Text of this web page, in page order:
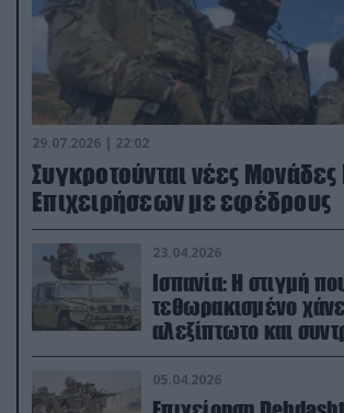
29.07.2026 | 22:02
Συγκροτούνται νέες Μονάδες
Επιχειρήσεων με εφέδρους
23.04.2026
Ισπανία: Η στιγμή
τεθωρακισμένο
αλεξίπτωτο και
ορμή στο έδαφος
05.04.2026